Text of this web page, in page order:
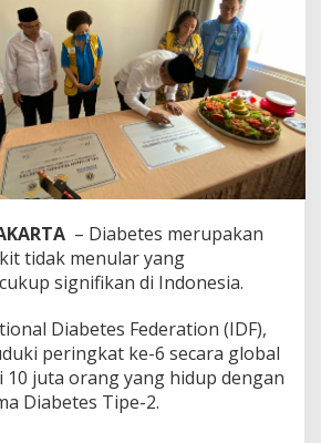
s
C
e
n
t
e
r
P
e
r
k
u
m
p
u
a
L
i
o
– Diabetes merupakan
tidak menular yang
signifikan di Indonesia.
Diabetes Federation (IDF),
peringkat ke-6 secara global
10 juta orang yang hidup dengan
Diabetes Tipe-2.